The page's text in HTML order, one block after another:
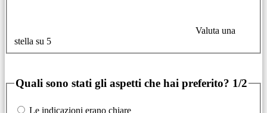
Valuta una
stella su 5
Quali sono stati gli aspetti che hai preferito? 1/2
Le indicazioni erano chiare